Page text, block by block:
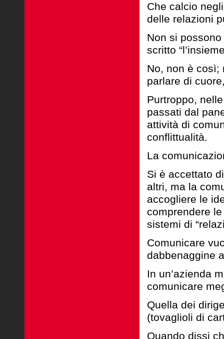
Che calcio
delle relazioni
Non si
scritto
No, non è così;
parlare di
Purtroppo,
passati dal
attività di
conflittualità.
La
Si è accettato
altri, ma la
accogliere le
comprendere
sistemi di
Comunicare
dabbenaggine
In un’azienda
comunicare
Quella dei
(tovaglioli di
Quando dissi